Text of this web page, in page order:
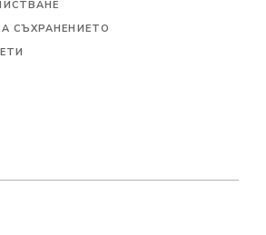
СЪХРАНЕНИЕТО